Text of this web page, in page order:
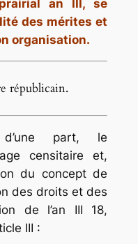
an III, se
des mérites et
organisation.
républicain.
part, le
censitaire et,
du concept de
des droits et des
de l’an III 18,
III :